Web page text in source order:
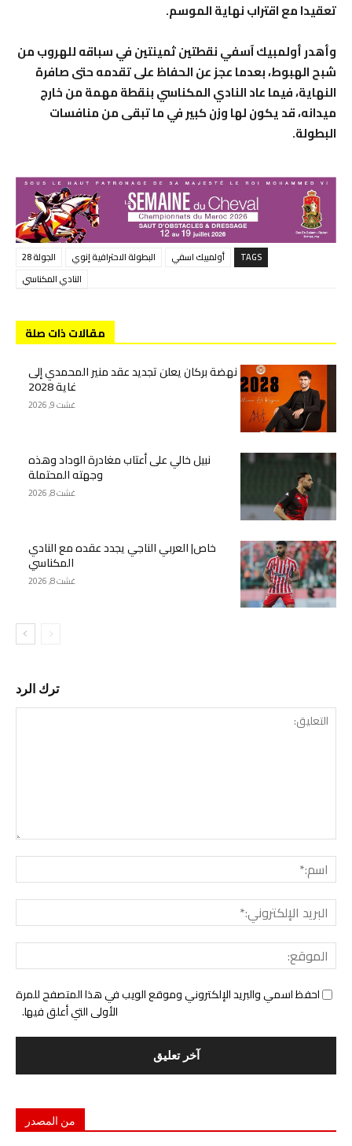
تعقيدا مع اقتراب نهاية الموسم.
وأهدر أولمبيك آسفي نقطتين ثمينتين في سباقه للهروب من
شبح الهبوط، بعدما عجز عن الحفاظ على تقدمه حتى صافرة
النهاية، فيما عاد النادي المكناسي بنقطة مهمة من خارج
ميدانه، قد يكون لها وزن كبير في ما تبقى من منافسات
البطولة.
TAGS أولمبيك اسفي البطولة الاحترافية إنوي
الجولة 28
النادي المكناسي
مقالات ذات صلة
نهضة بركان يعلن تجديد عقد منير المحمدي إلى
غاية 2028
غشت 9, 2026
نبيل خالي على أعتاب مغادرة الوداد وهذه
وجهته المحتملة
غشت 8, 2026
خاص| العربي الناجي يجدد عقده مع النادي
المكناسي
غشت 8, 2026
ترك الرد
احفظ اسمي والبريد الإلكتروني وموقع الويب في هذا المتصفح للمرة
الأولى التي أعلق فيها.
من المصدر